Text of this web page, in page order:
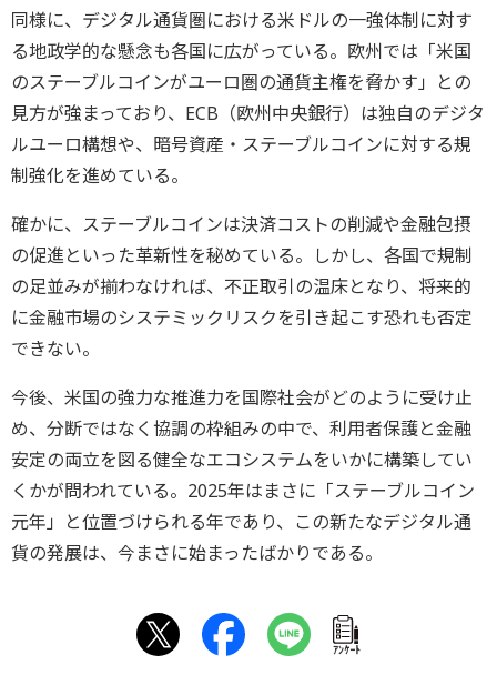
同様に、 デジタル通貨圏における米ドルの一強体制に対す
る地政学的な懸念も各国に広がっている。欧州では「米国
のステーブルコインがユーロ圏の通貨主権を脅かす」 との
見方が強まっており、ECB（欧州中央銀行） は独自のデジタ
ルユーロ構想や、暗号資産・ ステーブルコインに対する規
制強化を進めている。
確かに、 ステーブルコインは決済コストの削減や金融包摂
の促進といった革新性を秘めている。しかし、各国で規制
の足並みが揃わなければ、 不正取引の温床となり、 将来的
に金融市場のシステミックリスクを引き起こす恐れも否定
できない。
今後、米国の強力な推進力を国際社会がどのように受け止
め、 分断ではなく協調の枠組みの中で、 利用者保護と金融
安定の両立を図る健全なエコシステムをいかに構築してい
くかが問われている。2025年はまさに「ステーブルコイン
元年」と位置づけられる年であり、 この新たなデジタル通
貨の発展は、 今まさに始まったばかりである。
ｱﾝｹｰﾄ